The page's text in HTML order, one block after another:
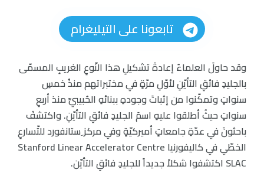
تابعونا على التيليغرام
وقد حاولَ العلماءُ إعادةَ تشكيلِ هذا النّوعِ الغريبِ المسمّى
بالجليدِ فائقِ التأيّنِ لأوّلِ مرّةٍ في مختبراتهم منذُ خمسِ
سنواتٍ وتمكّنوا من إثباتَ وجودهِ ببنائهِ الحُبيبيِّ منذ أربعِ
سنواتٍ حيثُ أطلقوا عليهِ اسمَ الجليدِ فائقِ التأيّنِ. واكتشفَ
باحثونَ في عدّةِ جامعاتٍ أميركيّةٍ وفي مركز ِستانفورد للتّسارعِ
الخطّي في كاليفورنيا Stanford Linear Accelerator Centre
SLAC اكتشفوا شكلاً جديداً للجليدِ فائقِ التأيّن.